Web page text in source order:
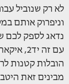
לא רק שנוביל
וניפרוק אותם
נדאג לספק לכם
עם זה יד2, איקאה או כל חנות רהיטים או נגריה.
הובלות קטנות
מבינים זאת